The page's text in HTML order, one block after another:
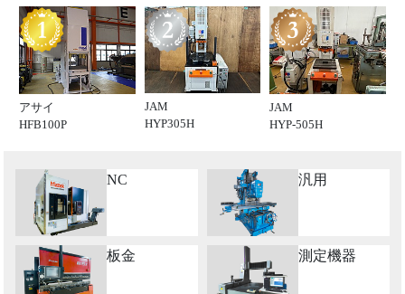
アサイ
HFB100P
JAM
HYP305H
JAM
HYP-505H
NC 汎用
板金 測定機器